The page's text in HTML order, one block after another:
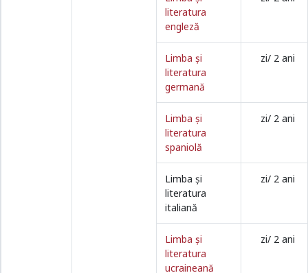
literatura
engleză
Limba şi
literatura
germană
zi/ 2 ani
Limba şi
literatura
spaniolă
zi/ 2 ani
Limba şi
literatura
italiană
zi/ 2 ani
Limba şi
literatura
ucraineană
zi/ 2 ani